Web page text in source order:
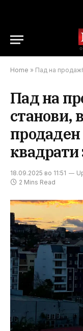
Home » Пад на продажбата на
Пад на
станови,
продаден
квадрати
18.09.2025 во 11:51
2 Mins Read